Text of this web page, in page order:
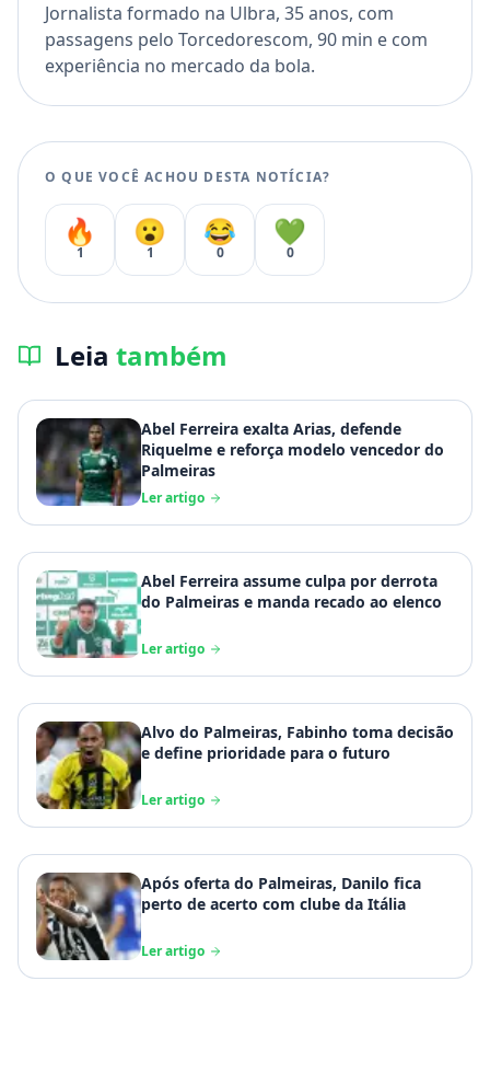
Jornalista formado na Ulbra, 35 anos, com
passagens pelo Torcedorescom, 90 min e com
experiência no mercado da bola.
O QUE VOCÊ ACHOU DESTA NOTÍCIA?
🔥
1
😮
1
😂
0
💚
0
Leia também
Abel Ferreira exalta Arias, defende
Riquelme e reforça modelo vencedor do
Palmeiras
Ler artigo
Abel Ferreira assume culpa por derrota
do Palmeiras e manda recado ao elenco
Ler artigo
Alvo do Palmeiras, Fabinho toma decisão
e define prioridade para o futuro
Ler artigo
Após oferta do Palmeiras, Danilo fica
perto de acerto com clube da Itália
Ler artigo